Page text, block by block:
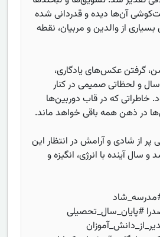
آن‌ها دیده و قدردانی شده
از والدین و مربیان، نقطه
گرفتن عکس‌های یادگاری،
و لحظاتی صمیمی در کنار
خاطراتی که در قاب دوربین‌ها
در ذهن همه باقی خواهد ماند.
پر از شادی و آرامش در انتظار این
سال آینده با انرژی، انگیزه و
#پایان_سال_تحصیلی